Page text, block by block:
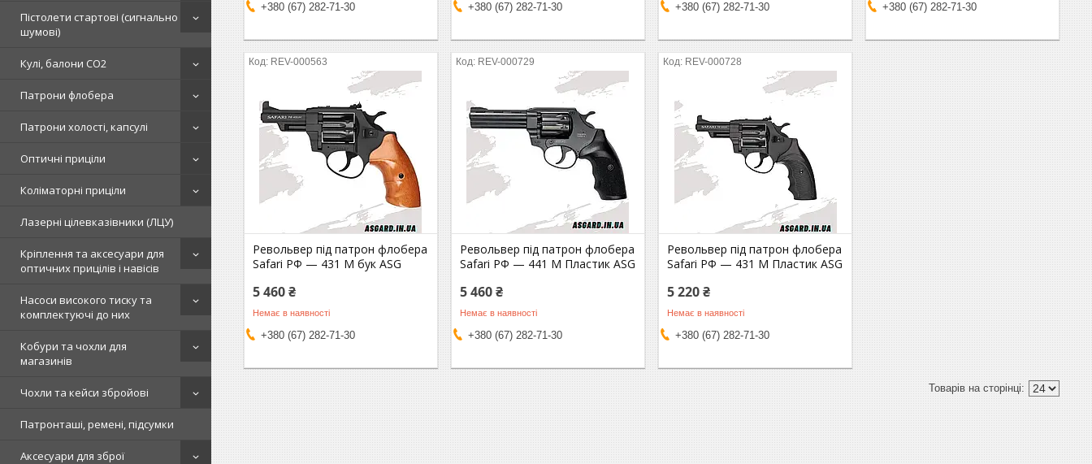
Пістолети стартові (сигнально
шумові)
Кулі, балони СО2
Патрони флобера
Патрони холості, капсулі
Оптичні приціли
Коліматорні приціли
Лазерні цілевказівники (ЛЦУ)
Кріплення та аксесуари для
оптичних прицілів і навісів
Насоси високого тиску та
комплектуючі до них
Кобури та чохли для
магазинів
Чохли та кейси збройові
Патронташі, ремені, підсумки
Аксесуари для зброї
+380 (67) 282-71-30 +380 (67) 282-71-30 +380 (67) 282-71-30 +380 (67) 282-71-30
REV-000563
Револьвер під патрон флобера
Safari РФ — 431 М бук ASG
5 460 ₴
Немає в наявності
+380 (67) 282-71-30
REV-000729
Револьвер під патрон флобера
Safari РФ — 441 М Пластик ASG
5 460 ₴
Немає в наявності
+380 (67) 282-71-30
REV-000728
Револьвер під патрон флобера
Safari РФ — 431 М Пластик ASG
5 220 ₴
Немає в наявності
+380 (67) 282-71-30